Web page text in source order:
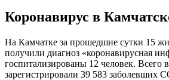
Коронавирус в
На Камчатке за прошедшие сутки 15
получили диагноз «коронавирусная
госпитализированы 12 человек. Всего
зарегистрировали 39 583 заболевших